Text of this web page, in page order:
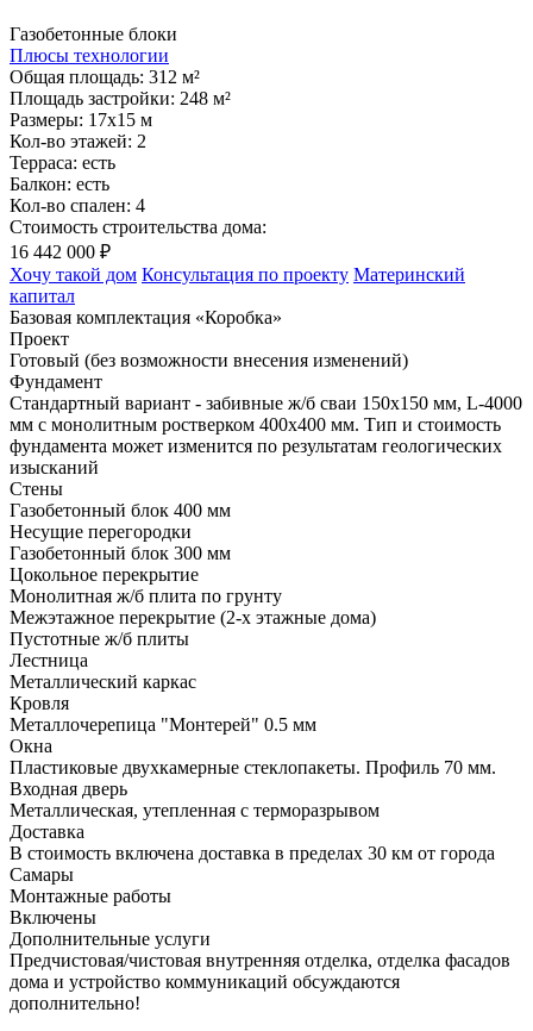
Газобетонные блоки
Плюсы технологии
Общая площадь: 312 м²
Площадь застройки: 248 м²
Размеры: 17x15 м
Кол-во этажей: 2
Терраса: есть
Балкон: есть
Кол-во спален: 4
Стоимость строительства дома:
16 442 000 ₽
Хочу такой дом Консультация по проекту Материнский
капитал
Базовая комплектация «Коробка»
Проект
Готовый (без возможности внесения изменений)
Фундамент
Стандартный вариант - забивные ж/б сваи 150х150 мм, L-4000
мм с монолитным ростверком 400х400 мм. Тип и стоимость
фундамента может изменится по результатам геологических
изысканий
Стены
Газобетонный блок 400 мм
Несущие перегородки
Газобетонный блок 300 мм
Цокольное перекрытие
Монолитная ж/б плита по грунту
Межэтажное перекрытие (2-х этажные дома)
Пустотные ж/б плиты
Лестница
Металлический каркас
Кровля
Металлочерепица "Монтерей" 0.5 мм
Окна
Пластиковые двухкамерные стеклопакеты. Профиль 70 мм.
Входная дверь
Металлическая, утепленная с терморазрывом
Доставка
В стоимость включена доставка в пределах 30 км от города
Самары
Монтажные работы
Включены
Дополнительные услуги
Предчистовая/чистовая внутренняя отделка, отделка фасадов
дома и устройство коммуникаций обсуждаются
дополнительно!